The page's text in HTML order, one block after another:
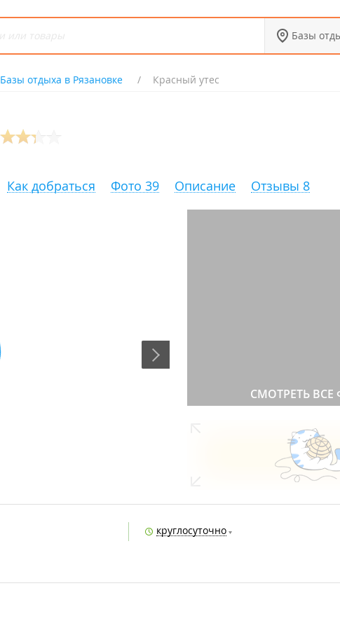
Базы
Базы отдыха в Рязановке Красный утес
Как добраться Фото 39 Описание Отзывы 8
СМОТРЕТЬ ВСЕ
круглосуточно